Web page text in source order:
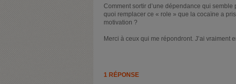
Comment sortir d’une dépendance qui
quoi remplacer ce « role » que la cocaïne a
motivation ?
Merci à ceux qui me répondront. J’ai vraiment
1 RÉPONSE